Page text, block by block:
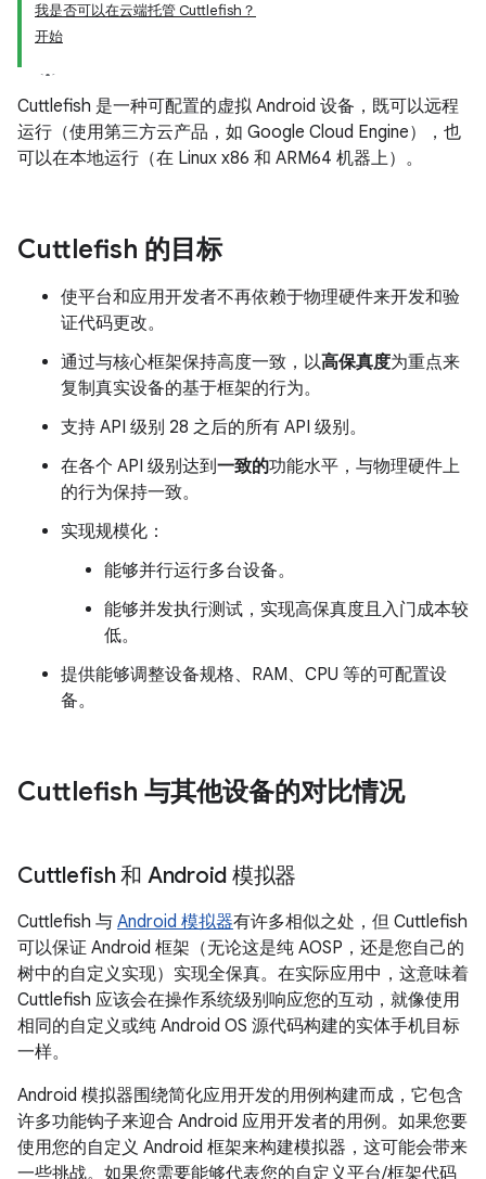
我是否可以在云端托管 Cuttlefish？
开始
Cuttlefish 是一种可配置的虚拟 Android 设备，既可以远程
运行（使用第三方云产品，如 Google Cloud Engine），也
可以在本地运行（在 Linux x86 和 ARM64 机器上）。
Cuttlefish 的目标
使平台和应用开发者不再依赖于物理硬件来开发和验
证代码更改。
通过与核心框架保持高度一致，以高保真度为重点来
复制真实设备的基于框架的行为。
支持 API 级别 28 之后的所有 API 级别。
在各个 API 级别达到一致的功能水平，与物理硬件上
的行为保持一致。
实现规模化：
能够并行运行多台设备。
能够并发执行测试，实现高保真度且入门成本较
低。
提供能够调整设备规格、RAM、CPU 等的可配置设
备。
Cuttlefish 与其他设备的对比情况
Cuttlefish 和 Android 模拟器
Cuttlefish 与 Android 模拟器有许多相似之处，但 Cuttlefish
可以保证 Android 框架（无论这是纯 AOSP，还是您自己的
树中的自定义实现）实现全保真。在实际应用中，这意味着
Cuttlefish 应该会在操作系统级别响应您的互动，就像使用
相同的自定义或纯 Android OS 源代码构建的实体手机目标
一样。
Android 模拟器围绕简化应用开发的用例构建而成，它包含
许多功能钩子来迎合 Android 应用开发者的用例。如果您要
使用您的自定义 Android 框架来构建模拟器，这可能会带来
一些挑战。如果您需要能够代表您的自定义平台/框架代码